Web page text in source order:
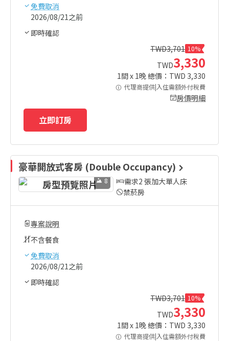
免費取消
2026/08/21之前
即時確認
TWD3,701 10%
TWD3,330
1間 x 1晚 總價：TWD 3,330
代理商提供|入住需額外付稅費
房價明細
立即訂房
豪華開放式客房 (Double Occupancy)
8
需求2 張加大單人床
禁菸房
專案說明
不含餐食
免費取消
2026/08/21之前
即時確認
TWD3,701 10%
TWD3,330
1間 x 1晚 總價：TWD 3,330
代理商提供|入住需額外付稅費